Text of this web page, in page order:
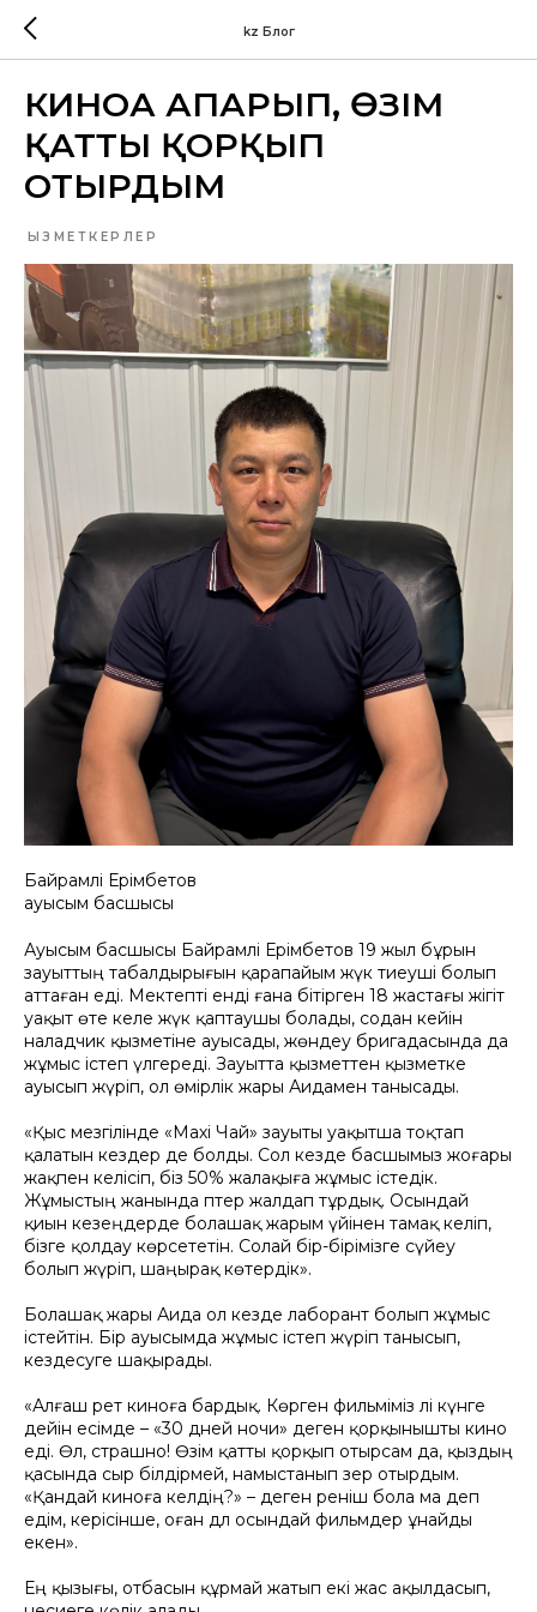
kz Блог
КИНОҒА АПАРЫП, ӨЗІМ
ҚАТТЫ ҚОРҚЫП
ОТЫРДЫМ
ҚЫЗМЕТКЕРЛЕР
Байрамәлі Ерімбетов
ауысым басшысы
Ауысым басшысы Байрамәлі Ерімбетов 19 жыл бұрын
зауыттың табалдырығын қарапайым жүк тиеуші болып
аттаған еді. Мектепті енді ғана бітірген 18 жастағы жігіт
уақыт өте келе жүк қаптаушы болады, содан кейін
наладчик қызметіне ауысады, жөндеу бригадасында да
жұмыс істеп үлгереді. Зауытта қызметтен қызметке
ауысып жүріп, ол өмірлік жары Аидамен танысады.
«Қыс мезгілінде «Махi Чай» зауыты уақытша тоқтап
қалатын кездер де болды. Сол кезде басшымыз жоғары
жақпен келісіп, біз 50% жалақыға жұмыс істедік.
Жұмыстың жанында пәтер жалдап тұрдық. Осындай
қиын кезеңдерде болашақ жарым үйінен тамақ әкеліп,
бізге қолдау көрсететін. Солай бір-бірімізге сүйеу
болып жүріп, шаңырақ көтердік».
Болашақ жары Аида ол кезде лаборант болып жұмыс
істейтін. Бір ауысымда жұмыс істеп жүріп танысып,
кездесуге шақырады.
«Алғаш рет киноға бардық. Көрген фильміміз әлі күнге
дейін есімде – «30 дней ночи» деген қорқынышты кино
еді. Өлә, страшно! Өзім қатты қорқып отырсам да, қыздың
қасында сыр білдірмей, намыстанып әзер отырдым.
«Қандай киноға әкелдің?» – деген реніш бола ма деп
едім, керісінше, оған дәл осындай фильмдер ұнайды
екен».
Ең қызығы, отбасын құрмай жатып екі жас ақылдасып,